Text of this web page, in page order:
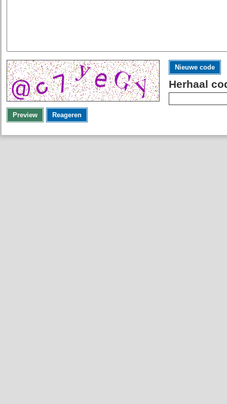
Nieuwe code
Herhaal
Preview Reageren